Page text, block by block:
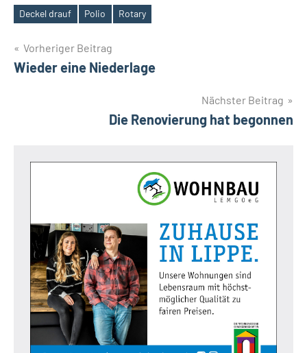
Schlagwörter
Deckel drauf Polio Rotary
Beitragsnavigation
Vorheriger Beitrag
Wieder eine Niederlage
Nächster Beitrag
Die Renovierung hat begonnen